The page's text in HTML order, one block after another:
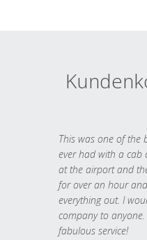
This was one of the
ever had with a cab
at the airport and
for over an hour
everything out. I
company to
fabulous service!